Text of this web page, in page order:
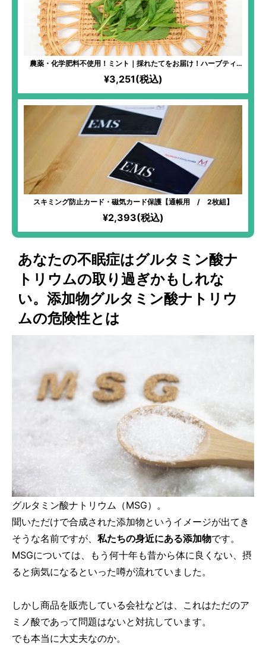
農薬・化学肥料不使用！ミント｜採れたてをお届け！ハーブティ
ー、料理、入浴剤など活用度大！フレッシュなミントならではの爽
やかな香りが楽しめる！
¥3,251(税込)
スキミング防止カード・磁気カード保護【通帳用 / 2枚組】
¥2,393(税込)
あなたの不眠症はグルタミン酸ナ
トリウムの取り過ぎかもしれな
い。添加物グルタミン酸ナトリウ
ムの危険性とは
グルタミン酸ナトリウム（MSG）。
聞いただけで合成された添加物というイメージが出てき
そうな名前ですが、 私たちの身近にある添加物です。
MSGについては、もう何十年も昔から体に良くない、摂
ると病気になるといった噂が流れていました。
しかし商品を販売している会社などは、これはただのア
ミノ酸であって問題はないと対抗しています。
でも本当に大丈夫なのか。